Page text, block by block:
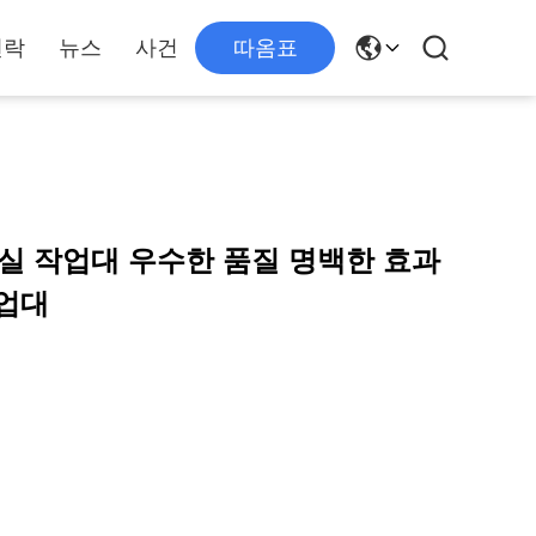
뉴스 사건 따옴표
작업대 우수한 품질 명백한 효과
대